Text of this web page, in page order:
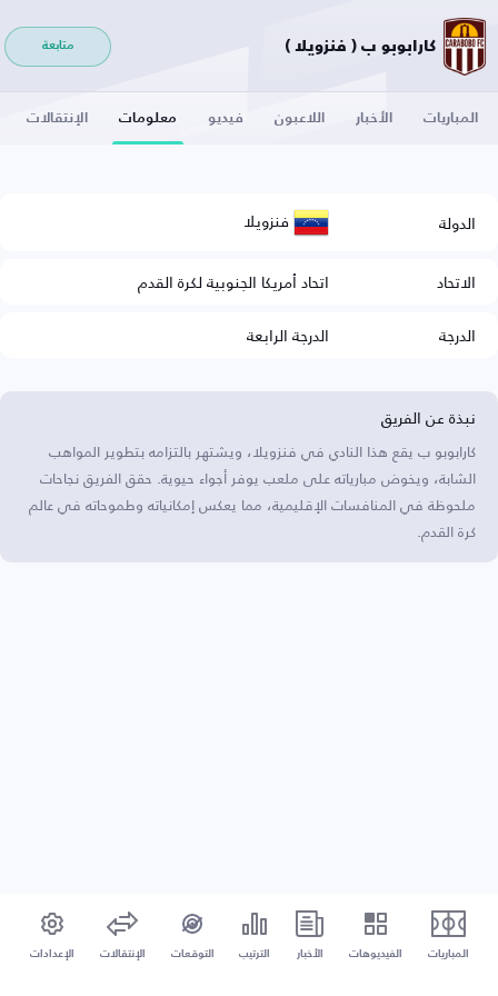
كارابوبو ب ( فنزويلا ) متابعة
المباريات الأخبار اللاعبون فيديو معلومات الإنتقالات
الدولة فنزويلا
الاتحاد
اتحاد أمريكا الجنوبية لكرة القدم
الدرجة
الدرجة الرابعة
نبذة عن الفريق
كارابوبو ب يقع هذا النادي في فنزويلا، ويشتهر بالتزامه بتطوير المواهب
الشابة، ويخوض مبارياته على ملعب يوفر أجواء حيوية. حقق الفريق نجاحات
ملحوظة في المنافسات الإقليمية، مما يعكس إمكانياته وطموحاته في عالم
كرة القدم.
المباريات الفيديوهات الأخبار الترتيب التوقعات الإنتقالات الإعدادات